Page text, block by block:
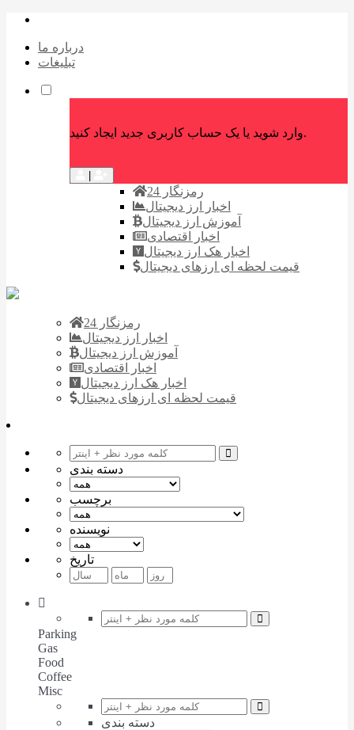
درباره ما
تبلیغات
وارد شوید یا یک حساب کاربری جدید ایجاد کنید.
رمزنگار 24
اخبار ارز دیجیتال
آموزش ارز دیجیتال
اخبار اقتصادی
اخبار هک ارز دیجیتال
قیمت لحظه ای ارزهای دیجیتال
رمزنگار 24
اخبار ارز دیجیتال
آموزش ارز دیجیتال
اخبار اقتصادی
اخبار هک ارز دیجیتال
قیمت لحظه ای ارزهای دیجیتال
دسته بندی
برچسب
نویسنده
تاریخ
Parking
Gas
Food
Coffee
Misc
دسته بندی